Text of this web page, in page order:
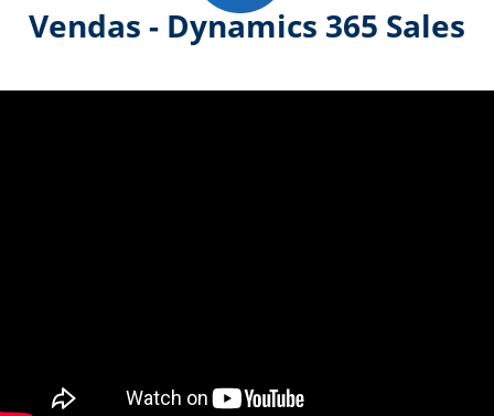
Vendas - Dynamics 365 Sales